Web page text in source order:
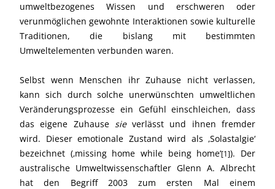
umweltbezogenes Wissen und erschweren oder
verunmöglichen gewohnte Interaktionen sowie kulturelle
Traditionen, die bislang mit bestimmten
Umweltelementen verbunden waren.
Selbst wenn Menschen ihr Zuhause nicht verlassen,
kann sich durch solche unerwünschten umweltlichen
Veränderungsprozesse ein Gefühl einschleichen, dass
das eigene Zuhause sieverlässt und ihnen fremder
wird. Dieser emotionale Zustand wird als ‚Solastalgie‘
bezeichnet (‚missing home while being home‘[1]). Der
australische Umweltwissenschaftler Glenn A. Albrecht
hat den Begriff 2003 zum ersten Mal einem